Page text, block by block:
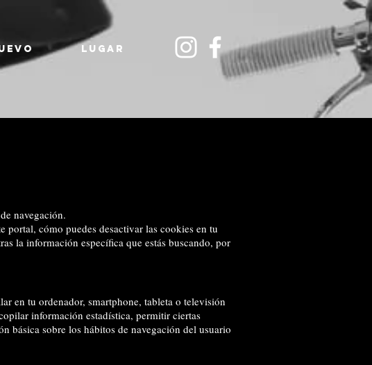
LUGAR
navegación.
cómo puedes desactivar las cookies en tu
la información específica que estás buscando, por
en tu ordenador, smartphone, tableta o televisión
información estadística, permitir ciertas
básica sobre los hábitos de navegación del usuario